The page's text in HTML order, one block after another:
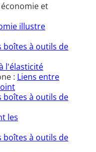
et
illustre
boîtes à outils de
l'élasticité
: Liens entre
boîtes à outils de
les
boîtes à outils de